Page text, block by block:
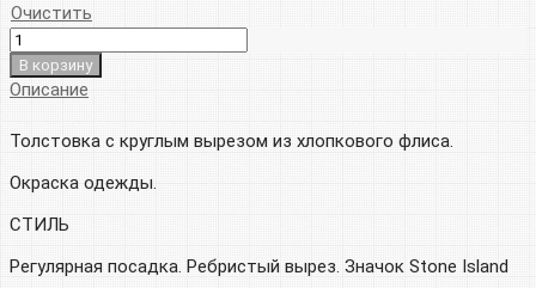
Очистить
В корзину
Описание
Толстовка с круглым вырезом из хлопкового флиса.
Окраска одежды.
СТИЛЬ
Регулярная посадка. Ребристый вырез. Значок Stone Island